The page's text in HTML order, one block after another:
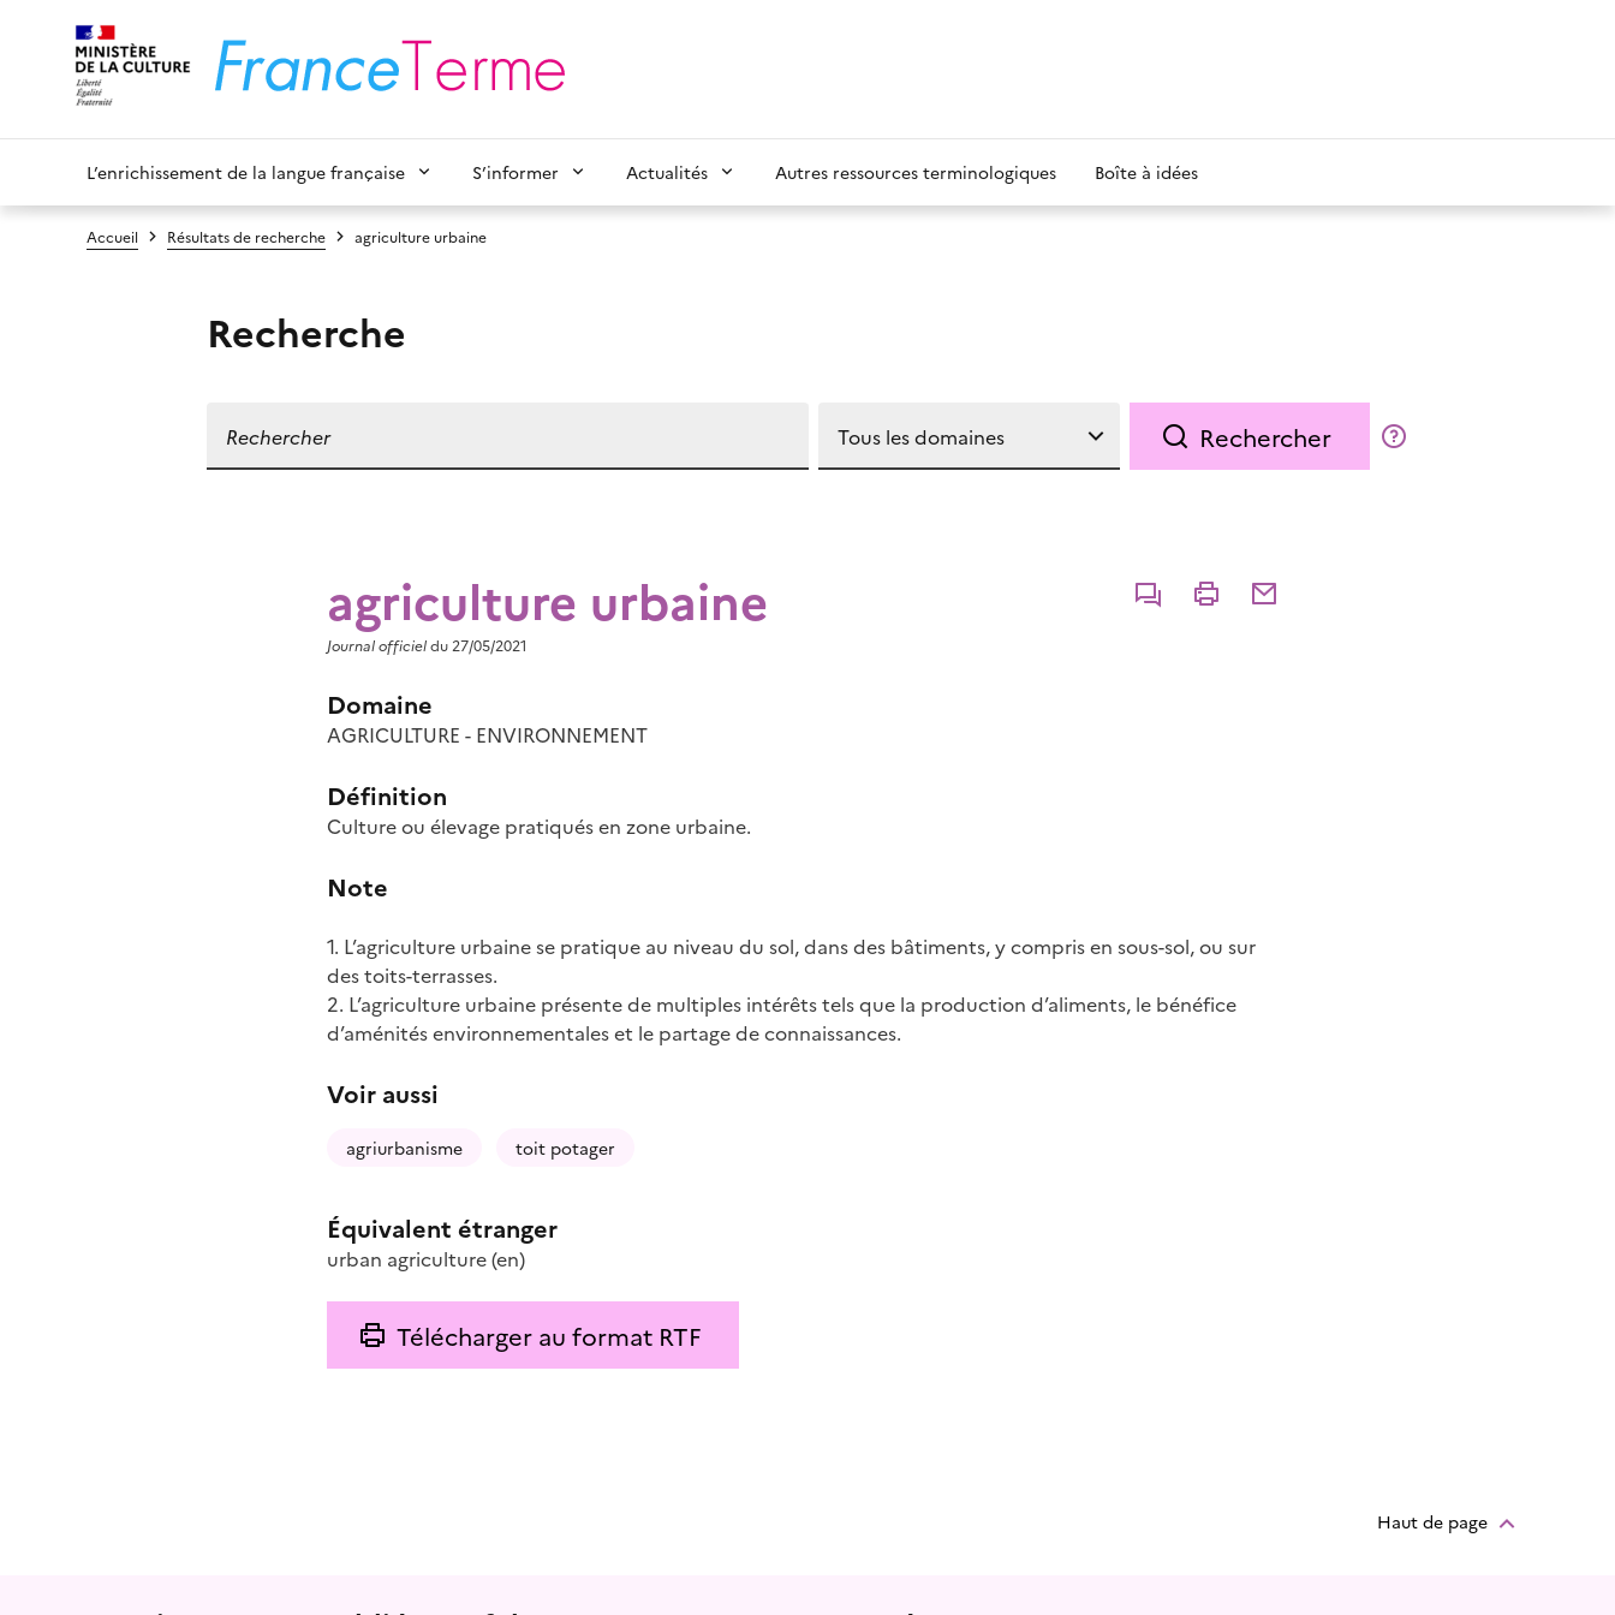
L’enrichissement de la langue française S’informer Actualités Autres ressources terminologiques Boîte à idées
Accueil Résultats de recherche agriculture urbaine
Recherche
Rechercher
agriculture urbaine CommenterImprimerPartager par courriel
Journal officieldu 27/05/2021
Domaine
AGRICULTURE - ENVIRONNEMENT
Définition
Culture ou élevage pratiqués en zone urbaine.
Note
1. L’agriculture urbaine se pratique au niveau du sol, dans des bâtiments, y compris en sous-sol, ou sur
des toits-terrasses.
2. L’agriculture urbaine présente de multiples intérêts tels que la production d’aliments, le bénéfice
d’aménités environnementales et le partage de connaissances.
Voir aussi
agriurbanisme toit potager
Équivalent étranger
urban agriculture(en)
Télécharger au format RTF
Haut de page